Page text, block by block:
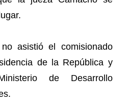
asistió el comisionado
de la República y
de Desarrollo